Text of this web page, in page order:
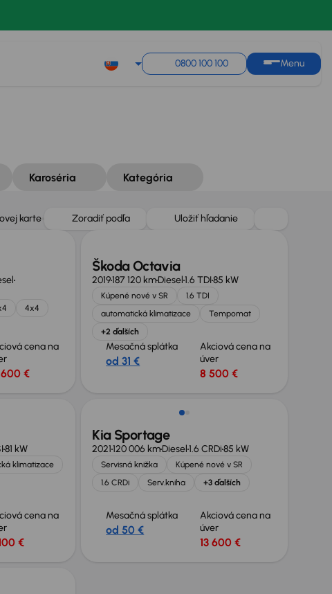
0800 100 100 Menu
Karoséria Kategória
karte Zoradiť podľa Uložiť hľadanie
4x4
cena na
600 €
Škoda Octavia
2019187 120 kmDiesel1.6 TDI85 kW
Kúpené nové v SR
1.6 TDI
automatická klimatizace
Tempomat
+2 ďalších
Mesačná splátka
od 31 €
Akciová cena na
úver
8 500 €
81 kW
klimatizace
cena na
€
Možnosť odpočtu DPH
Kia Sportage
2021120 006 kmDiesel1.6 CRDi85 kW
Servisná knižka
Kúpené nové v SR
1.6 CRDi
Serv.kniha +3 ďalších
Mesačná splátka
od 50 €
Akciová cena na
úver
13 600 €